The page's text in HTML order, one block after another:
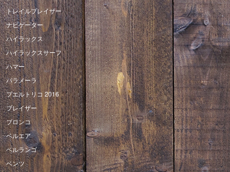
トレイルブレイザー
ナビゲーター
ハイラックス
ハイラックスサーフ
ハマー
パラメーラ
プエルトリコ 2016
ブレイザー
ブロンコ
ベルエア
ベルランゴ
ベンツ